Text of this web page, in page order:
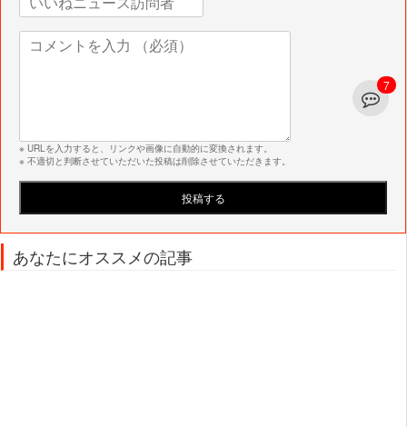
7
※ URLを入力すると、リンクや画像に自動的に変換されます。
※ 不適切と判断させていただいた投稿は削除させていただきます。
あなたにオススメの記事